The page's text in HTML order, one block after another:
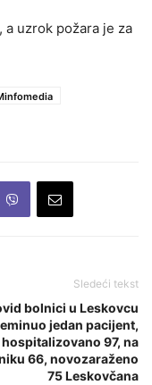
uzrok požara je za
Sledeći tekst
bolnici u Leskovcu
jedan pacijent,
hospitalizovano 97, na
66, novozaraženo
75 Leskovčana